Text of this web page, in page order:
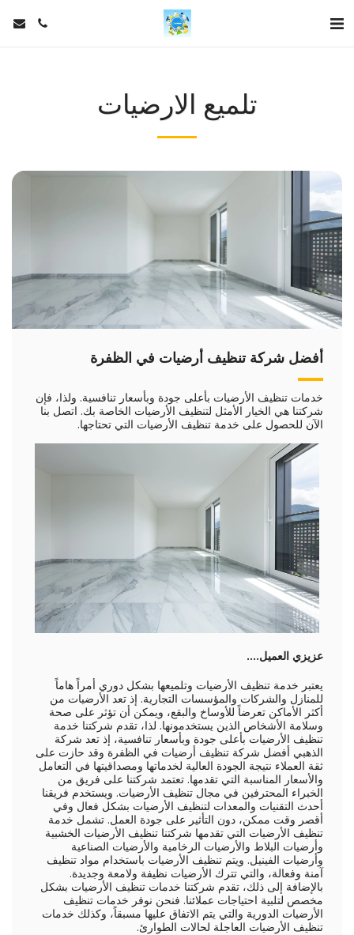
تلميع الارضيات
أفضل شركة تنظيف أرضيات في الظفرة
خدمات تنظيف الأرضيات بأعلى جودة وبأسعار تنافسية. ولذا، فإن
شركتنا هي الخيار الأمثل لتنظيف الأرضيات الخاصة بك. اتصل بنا
الآن للحصول على خدمة تنظيف الأرضيات التي تحتاجها.
عزيزي العميل....
يعتبر خدمة تنظيف الأرضيات وتلميعها بشكل دوري أمراً هاماً
للمنازل والشركات والمؤسسات التجارية. إذ تعد الأرضيات من
أكثر الأماكن تعرضاً للأوساخ والبقع، ويمكن أن تؤثر على صحة
وسلامة الأشخاص الذين يستخدمونها. لذا، تقدم شركتنا خدمة
تنظيف الأرضيات بأعلى جودة وبأسعار تنافسية، إذ تعد شركة
الذهبي أفضل شركة تنظيف أرضيات في الظفرة وقد حازت على
ثقة العملاء نتيجة الجودة العالية لخدماتها ومصداقيتها في التعامل
والأسعار المناسبة التي تقدمها. تعتمد شركتنا على فريق من
الخبراء المحترفين في مجال تنظيف الأرضيات. ويستخدم فريقنا
أحدث التقنيات والمعدات لتنظيف الأرضيات بشكل فعال وفي
أقصر وقت ممكن، دون التأثير على جودة العمل. تشمل خدمة
تنظيف الأرضيات التي تقدمها شركتنا تنظيف الأرضيات الخشبية
وأرضيات البلاط والأرضيات الرخامية والأرضيات الصناعية
وأرضيات الفينيل. ويتم تنظيف الأرضيات باستخدام مواد تنظيف
آمنة وفعالة، والتي تترك الأرضيات نظيفة ولامعة وجديدة.
بالإضافة إلى ذلك، تقدم شركتنا خدمات تنظيف الأرضيات بشكل
مخصص لتلبية احتياجات عملائنا. فنحن نوفر خدمات تنظيف
الأرضيات الدورية والتي يتم الاتفاق عليها مسبقاً، وكذلك خدمات
تنظيف الأرضيات العاجلة لحالات الطوارئ.